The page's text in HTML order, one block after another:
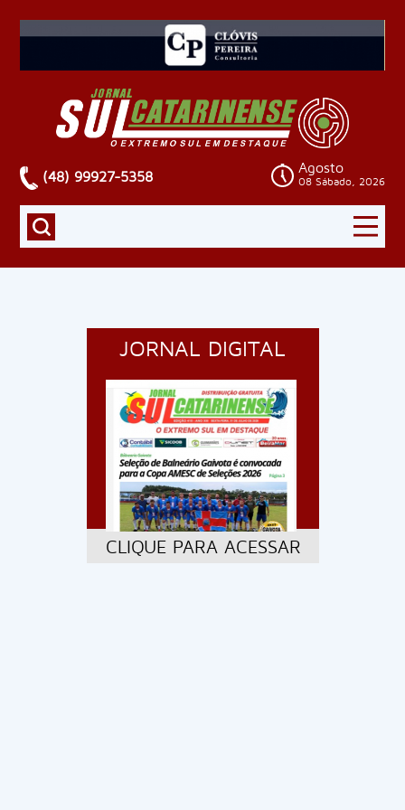
(48) 99927-5358
Agosto
08 Sábado, 2026
JORNAL DIGITAL
CLIQUE PARA ACESSAR